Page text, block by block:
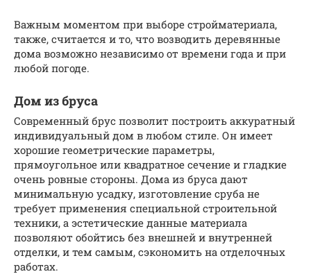
Важным моментом при выборе стройматериала,
также, считается и то, что возводить деревянные
дома возможно независимо от времени года и при
любой погоде.
Дом из бруса
Современный брус позволит построить аккуратный
индивидуальный дом в любом стиле. Он имеет
хорошие геометрические параметры,
прямоугольное или квадратное сечение и гладкие
очень ровные стороны. Дома из бруса дают
минимальную усадку, изготовление сруба не
требует применения специальной строительной
техники, а эстетические данные материала
позволяют обойтись без внешней и внутренней
отделки, и тем самым, сэкономить на отделочных
работах.